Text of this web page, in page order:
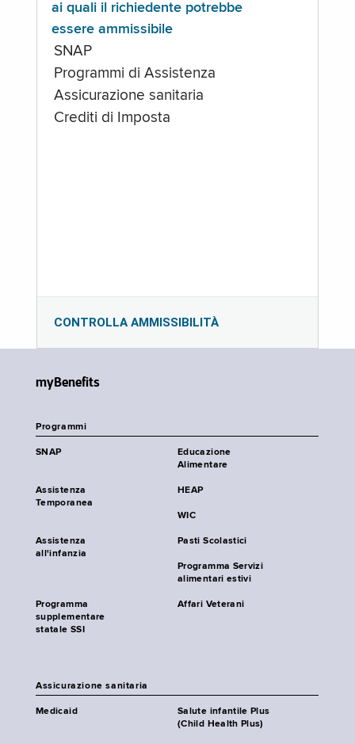
ai quali il richiedente potrebbe
essere ammissibile
SNAP
Programmi di Assistenza
Assicurazione sanitaria
Crediti di Imposta
CONTROLLA AMMISSIBILITÀ
myBenefits
Programmi
SNAP
Educazione
Alimentare
Assistenza
Temporanea
HEAP
WIC
Assistenza
all'infanzia
Pasti Scolastici
Programma Servizi
alimentari estivi
Programma
supplementare
statale SSI
Affari Veterani
Assicurazione sanitaria
Medicaid
Salute infantile Plus
(Child Health Plus)